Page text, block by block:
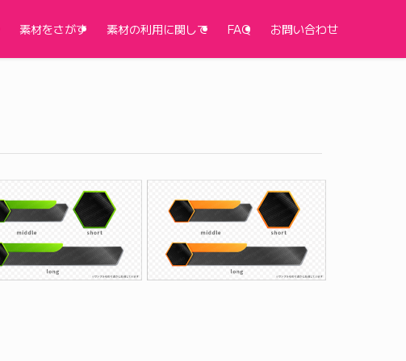
素材をさがす 素材の利用に関して FAQ お問い合わせ